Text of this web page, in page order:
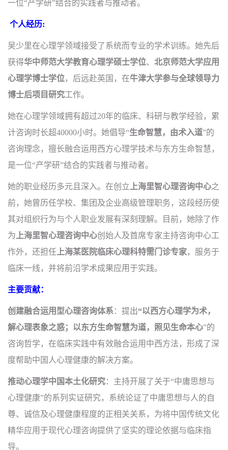
一位“产学研”结合的实践者与推动者。
个人经历:
吴少里在心理学领域接受了系统而专业的学术训练。她先后
获得华中师范大学教育心理学硕士学位、 北京师范大学应用
心理学博士学位，后远赴英国，在牛津大学参与全球领导力
博士后项目研究工作。
她在心理学领域拥有超过20年的临床、科研与教学经验，累
计咨询时长超40000小时。她倡导“生命智慧，由术入道”的
咨询理念，擅长融合运用 西方心理学技术与东方生命智慧，
是一位“产学研”结合的实践者与推动者。
她的职业经历多元且深入。在创立 上海里智心理咨询中心之
前，她曾历任学校、集团及企业高级管理职务，这段经历使
其对组织行为与个人职业发展有深刻理解。目前，她除了作
为 上海里智心理咨询中心创始人 及首席专家主持咨询中心工
作外，还担任 上海某医院临床心理科特需门诊专家，服务于
临床一线，并将前沿学术成果应用于实践。
主要贡献：
创建融合运用 型心理咨询体系：提出“以西方心理学为术，
解心理表象之惑；以东方生命智慧为道，照见生命本心”的
咨询哲学，在临床实践中有效融合运用 中西方法，形成了深
度帮助中国人心理健康的解决方案。
推动心理学中国本土化研究：主持开展了关于“中庸思想与
心理健康”的系列实证研究，系统论证了中庸思想与人的自
尊、诚信及心理健康程度的正相关关系，为将中国传统文化
精华应用于现代心理咨询提供了坚实的理论依据与临床指
导。